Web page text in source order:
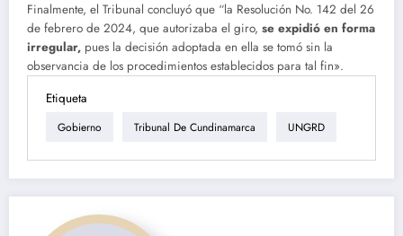
Finalmente, el Tribunal concluyó que “la Resolución No. 142 del 26
de febrero de 2024, que autorizaba el giro, se expidió en forma
irregular, pues la decisión adoptada en ella se tomó sin la
observancia de los procedimientos establecidos para tal fin».
Etiqueta
Gobierno Tribunal De Cundinamarca UNGRD